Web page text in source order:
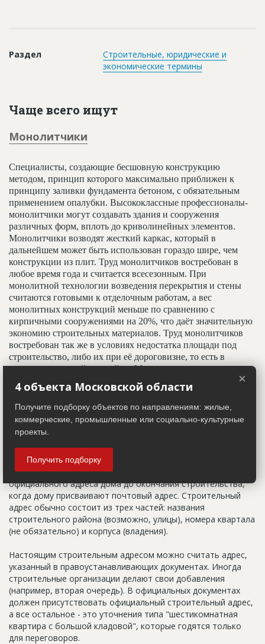
Раздел
Строительные, юридические и
экономические термины
Чаще всего ищут
Монолитчики
Специалисты, создающие бесшовную конструкцию
методом, принцип которого максимально приближен к
принципу заливки фундамента бетоном, с обязательным
применением опалубки. Высококлассные профессионалы-
монолитчики могут создавать здания и сооружения
различных форм, вплоть до криволинейных элементов.
Монолитчики возводят жесткий каркас, который в
дальнейшем может быть использован гораздо шире, чем
конструкции из плит. Труд монолитчиков востребован в
любое время года и считается всесезонным. При
монолитной технологии возведения перекрытия и стены
считаются готовыми к отделочным работам, а вес
монолитных конструкций меньше по сравнению с
кирпичными сооружениями на 20%, что даёт значительную
экономию строительных материалов. Труд монолитчиков
востребован так же в условиях недостатка площади под
строительство, либо их при её дороговизне, то есть в
условиях точечной застройки. Монолитные сооружения и
конструкции долговечны, имеют высокие показатели
звуковой и тепловой изоляции, что делает этот метод
строительства приоритетным при возведении высотных
зданий.
Адрес строительный
Адрес пятна застройки, употребляется в качестве
официального адреса дома до окончания строительства,
когда дому присваивают почтовый адрес. Строительный
адрес обычно состоит из трех частей: названия
строительного района (возможно, улицы), номера квартала
(не обязательно) и корпуса (владения).
Настоящим строительным адресом можно считать адрес,
указанный в правоустанавливающих документах. Иногда
строительные организации делают свои добавления
(например, вторая очередь). В официальных документах
должен присутствовать официальный строительный адрес,
а все остальное - это уточнения типа "шестикомнатная
квартира с большой кладовой", которые годятся только
для переговоров.
×
4 объекта Московской области
Получите подборку объектов по направлениям: жилые,
коммерческие, промышленные или социально-культурные
проекты.
Получить подборку